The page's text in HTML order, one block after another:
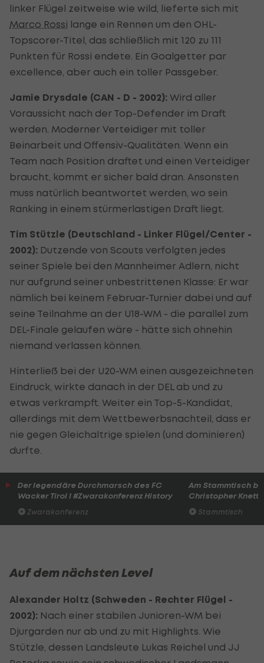
linker Flügel zeitweise wie wild, lieferte sich mit
Marco Rossi lange ein Rennen um den OHL-
Topscorer-Titel, das schließlich mit 120 zu 111
Punkten für Rossi endete. Ein Goalgetter par
excellence, aber auch ein toller Passgeber.
Jamie Drysdale (CAN - D - 2002): Wird aller
Voraussicht nach der Top-Defender im Draft
werden. Moderner Verteidiger mit toller
Beinarbeit und Offensiv-Qualitäten. Wenn ein
Team nach Position draftet und einen Verteidiger
braucht, kommt er sicher bald dran. Ansonsten
muss natürlich beantwortet werden, wo sein
Ranking in einem stürmerlastigen Draft liegt.
Tim Stützle (Deutschland - Linker Flügel/Center -
2002): Dutzende von Scouts verfolgten jedes
seiner Spiele bei den Mannheimer Adlern, nicht
nur aufgrund seiner unbestrittenen Klasse: Er war
nämlich bei keinem Februar-Turnier dabei und auf
seine Teilnahme an der U18-WM - die parallel zum
DEL-Finale gelaufen wäre - hätte sich ohnehin
niemand verlassen können.
Hinterließ bei der U20-WM einen ausgezeichneten
Eindruck, wirkte danach in der DEL ab und zu
etwas verkrampft. Weiter ein Top-5-Kandidat,
allerdings mit dem Wettbewerbsnachteil, dass er
nie gegen Gleichaltrige spielen (und dominieren)
durfte.
Der legendäre Durchmarsch des FC
Wacker Tirol I #Zwarakonferenz History
Zwarakonferenz
Am Stammtisch
Christopher Knett
Stammtisch
Auf dem nächsten Level
Alexander Holtz (Schweden - Rechter Flügel -
2002): Nach einer stabilen Junioren-WM bei
Djurgarden nur ab und zu mit Highlights. Wie
Stützle, dessen Landsleute Lukas Reichel und JJ